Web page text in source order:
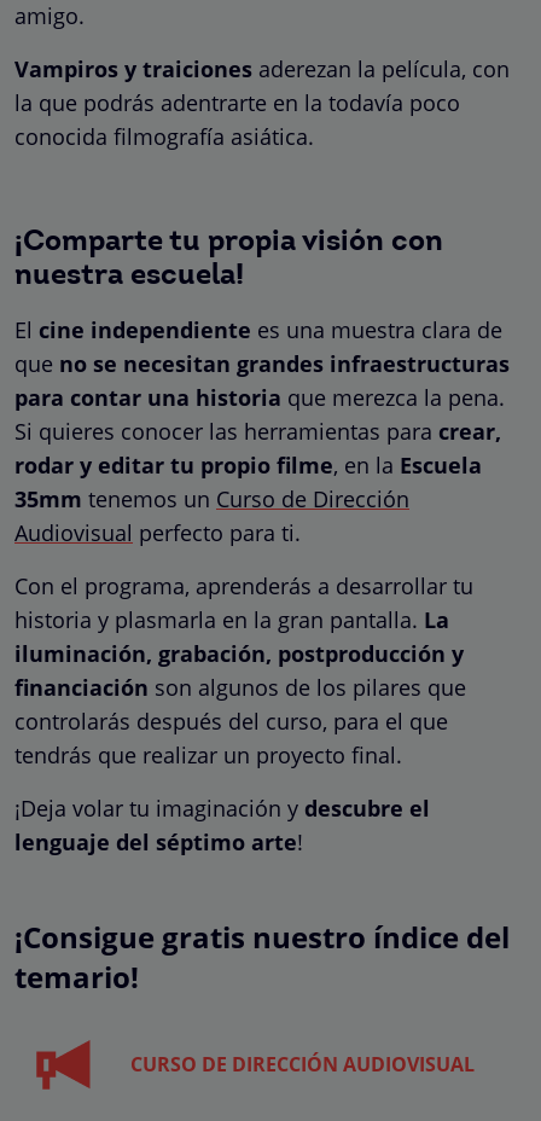
amigo.
Vampiros y traiciones aderezan la película, con
la que podrás adentrarte en la todavía poco
conocida filmografía asiática.
¡Comparte tu propia visión con
nuestra escuela!
El cine independiente es una muestra clara de
que no se necesitan grandes infraestructuras
para contar una historia que merezca la pena.
Si quieres conocer las herramientas para crear,
rodar y editar tu propio filme, en la Escuela
35mm tenemos un Curso de Dirección
Audiovisual perfecto para ti.
Con el programa, aprenderás a desarrollar tu
historia y plasmarla en la gran pantalla. La
iluminación, grabación, postproducción y
financiación son algunos de los pilares que
controlarás después del curso, para el que
tendrás que realizar un proyecto final.
¡Deja volar tu imaginación y descubre el
lenguaje del séptimo arte!
¡Consigue gratis nuestro índice del
temario!
CURSO DE DIRECCIÓN AUDIOVISUAL